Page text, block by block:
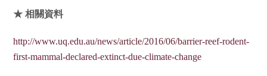
★ 相關資料
http://www.uq.edu.au/news/article/2016/06/barrier-reef-rodent-
first-mammal-declared-extinct-due-climate-change